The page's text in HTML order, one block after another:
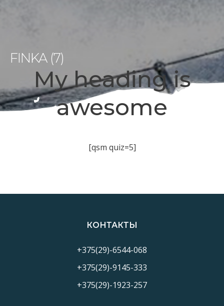
FINKA (7)
My heading is
awesome
[qsm quiz=5]
КОНТАКТЫ
+375(29)-6544-068
+375(29)-9145-333
+375(29)-1923-257